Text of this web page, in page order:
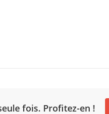
fois. Profitez-en !